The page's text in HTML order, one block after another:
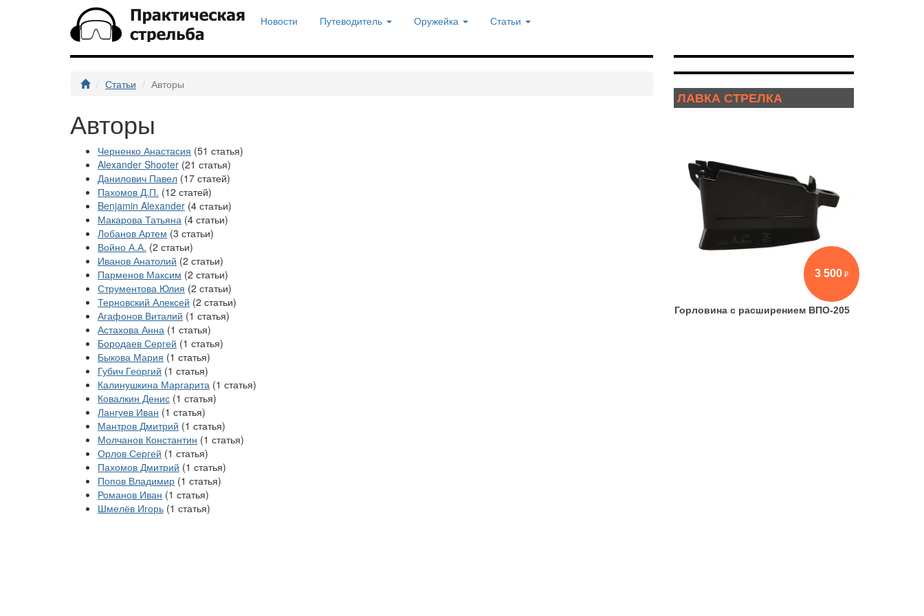
Новости Путеводитель Оружейка Статьи
Статьи Авторы
Авторы
Черненко Анастасия (51 статья)
Alexander Shooter (21 статья)
Данилович Павел (17 статей)
Пахомов Д.П. (12 статей)
Benjamin Alexander (4 статьи)
Макарова Татьяна (4 статьи)
Лобанов Артем (3 статьи)
Войно А.А. (2 статьи)
Иванов Анатолий (2 статьи)
Парменов Максим (2 статьи)
Струментова Юлия (2 статьи)
Терновский Алексей (2 статьи)
Агафонов Виталий (1 статья)
Астахова Анна (1 статья)
Бородаев Сергей (1 статья)
Быкова Мария (1 статья)
Губич Георгий (1 статья)
Калинушкина Маргарита (1 статья)
Ковалкин Денис (1 статья)
Лангуев Иван (1 статья)
Мантров Дмитрий (1 статья)
Молчанов Константин (1 статья)
Орлов Сергей (1 статья)
Пахомов Дмитрий (1 статья)
Попов Владимир (1 статья)
Романов Иван (1 статья)
Шмелёв Игорь (1 статья)
ЛАВКА СТРЕЛКА
3 500
Горловина с расширением ВПО-205